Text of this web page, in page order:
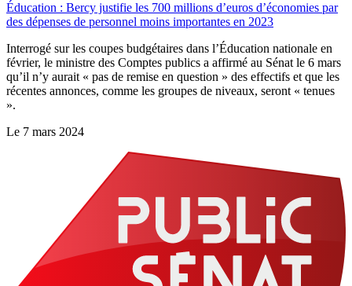
Éducation : Bercy justifie les 700 millions d’euros d’économies par
des dépenses de personnel moins importantes en 2023
Interrogé sur les coupes budgétaires dans l’Éducation nationale en
février, le ministre des Comptes publics a affirmé au Sénat le 6 mars
qu’il n’y aurait « pas de remise en question » des effectifs et que les
récentes annonces, comme les groupes de niveaux, seront « tenues
».
Le 7 mars 2024